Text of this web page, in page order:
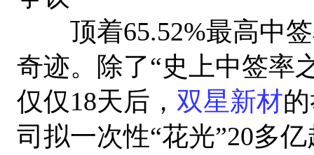
顶着65.52%最高中签
奇迹。除了“史上中签率
仅仅18天后， 双星新材
司拟一次性“花光”20多